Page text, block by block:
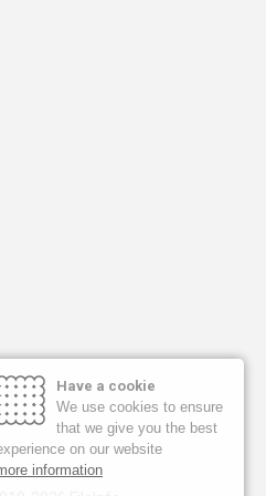
Have a cookie
We use cookies to ensure
that we give you the best
on our website
information